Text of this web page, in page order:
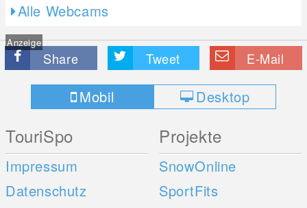
Alle Webcams
Anzeige
Share Tweet E-Mail
Mobil Desktop
TouriSpo
Impressum
Datenschutz
Projekte
SnowOnline
SportFits